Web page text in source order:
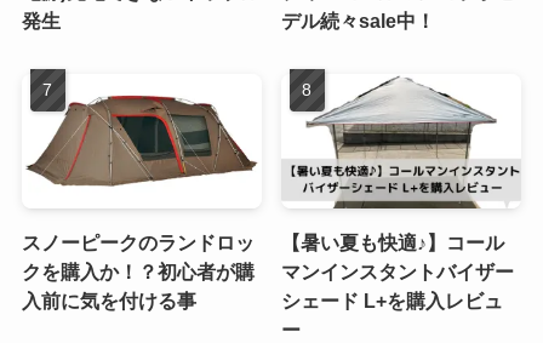
発生
デル続々sale中！
スノーピークのランドロッ
クを購入か！？初心者が購
入前に気を付ける事
【暑い夏も快適♪】コール
マンインスタントバイザー
シェード L+を購入レビュ
ー